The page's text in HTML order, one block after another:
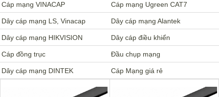
Cáp mạng VINACAP Cáp mạng Ugreen CAT7
Dây cáp mạng LS, Vinacap Dây cáp mạng Alantek
Dây cáp mạng HIKVISION Dây cáp điều khiển
Cáp đồng trục Đầu chụp mạng
Dây cáp mạng DINTEK Cáp Mạng giá rẻ